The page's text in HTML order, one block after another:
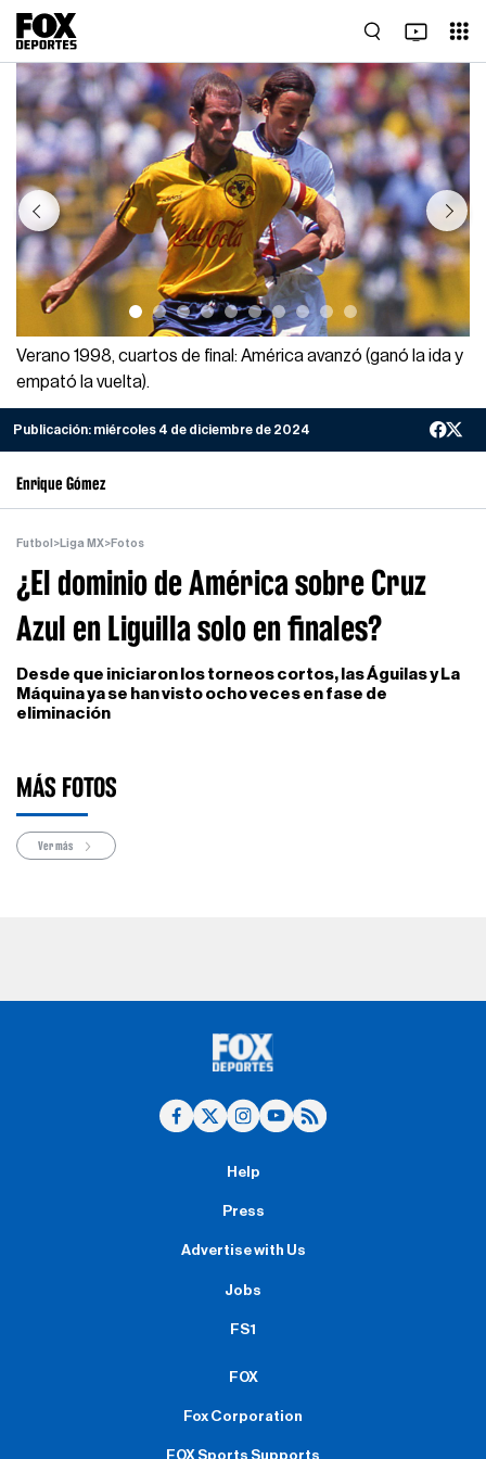
Previous Next
Verano 1998, cuartos de final: América avanzó (ganó la ida y
empató la vuelta).
Publicación: miércoles 4 de diciembre de 2024
Enrique Gómez
Futbol >Liga MX>Fotos
¿El dominio de América sobre Cruz
Azul en Liguilla solo en finales?
Desde que iniciaron los torneos cortos, las Águilas y La
Máquina ya se han visto ocho veces en fase de
eliminación
MÁS FOTOS
Ver más
Help
Press
Advertise with Us
Jobs
FS1
FOX
Fox Corporation